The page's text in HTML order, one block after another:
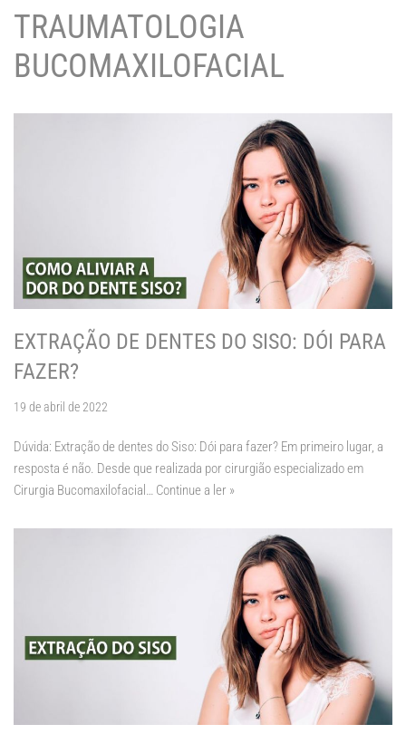
TRAUMATOLOGIA
BUCOMAXILOFACIAL
EXTRAÇÃO DE DENTES DO SISO: DÓI PARA
FAZER?
19 de abril de 2022
Dúvida: Extração de dentes do Siso: Dói para fazer? Em primeiro lugar, a
resposta é não. Desde que realizada por cirurgião especializado em
Cirurgia Bucomaxilofacial… Continue a ler »